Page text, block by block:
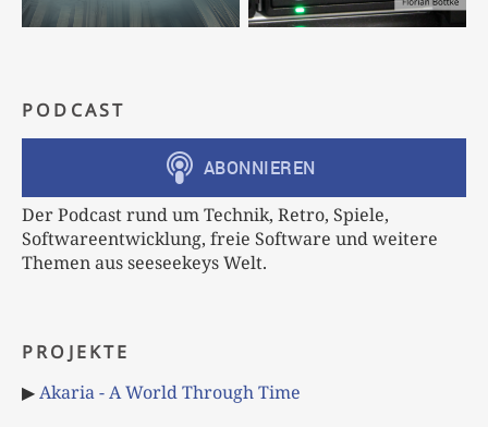
PODCAST
Der Podcast rund um Technik, Retro, Spiele,
Softwareentwicklung, freie Software und weitere
Themen aus seeseekeys Welt.
PROJEKTE
▶Akaria - A World Through Time